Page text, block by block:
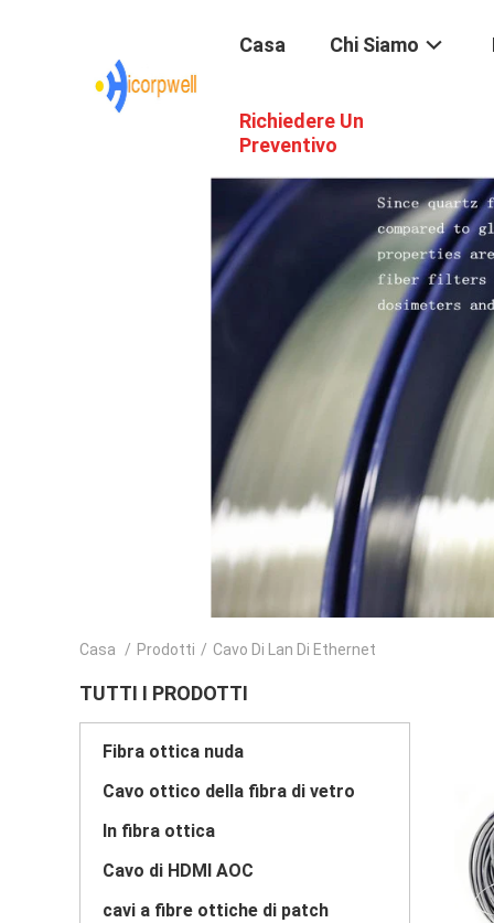
Casa Chi Siamo
Richiedere Un
Preventivo
Casa / Prodotti / Cavo Di Lan Di Ethernet
TUTTI I PRODOTTI
Fibra ottica nuda
Cavo ottico della fibra di vetro
In fibra ottica
Cavo di HDMI AOC
cavi a fibre ottiche di patch